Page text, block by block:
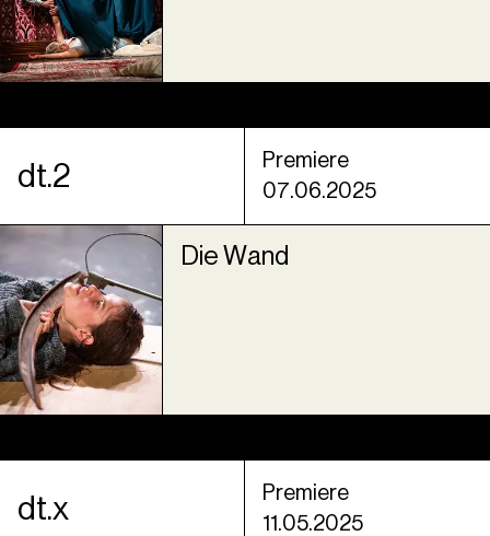
dt.2
Premiere
07.06.2025
Die Wand
dt.x
Premiere
11.05.2025